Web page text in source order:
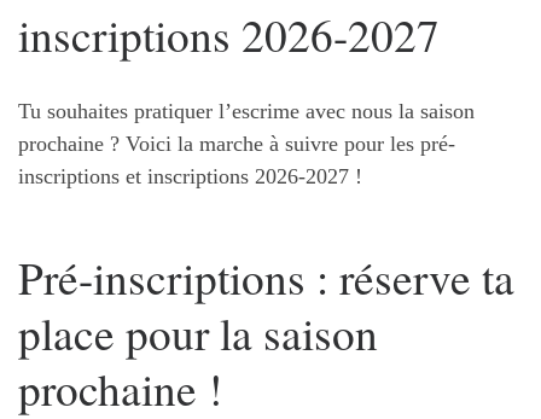
inscriptions 2026-2027
Tu souhaites pratiquer l’escrime avec nous la saison
prochaine ? Voici la marche à suivre pour les pré-
inscriptions et inscriptions 2026-2027 !
Pré-inscriptions : réserve ta
place pour la saison
prochaine !